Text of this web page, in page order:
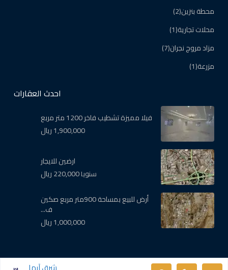
محطة بنزين(2)
محلات تجارية(1)
مزاد مروج نجران(7)
مزرعة(1)
احدث العقارات
فيلا مميزة تشطيب فاخر 1200 متر مربع
1,900,000 ريال
ارضين للايجار
سنويا220,000 ريال
أرض للبيع بمساحة 900متر مربع صكين
ف...
1,000,000 ريال
حقوق النشر والطبع محفوظة لصالح شرق أبها للخدمات العقارية.